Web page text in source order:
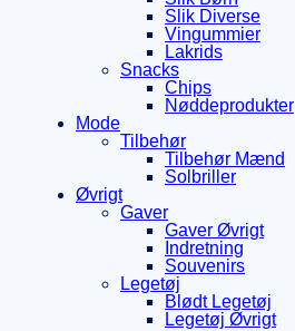
Slik Diverse
Vingummier
Lakrids
Snacks
Chips
Nøddeprodukter
Mode
Tilbehør
Tilbehør Mænd
Solbriller
Øvrigt
Gaver
Gaver Øvrigt
Indretning
Souvenirs
Legetøj
Blødt Legetøj
Legetøj Øvrigt